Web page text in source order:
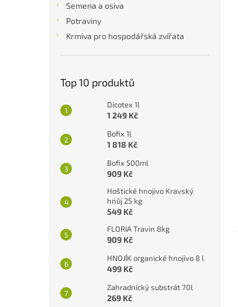
Semena a osiva
Potraviny
Krmiva pro hospodářská zvířata
Top 10 produktů
Dicotex 1l
1 249 Kč
Bofix 1l
1 818 Kč
Bofix 500ml
909 Kč
Hoštické hnojivo Kravský
hnůj 25 kg
549 Kč
FLORIA Travin 8kg
909 Kč
HNOJÍK organické hnojivo 8 l
499 Kč
Zahradnický substrát 70l
269 Kč